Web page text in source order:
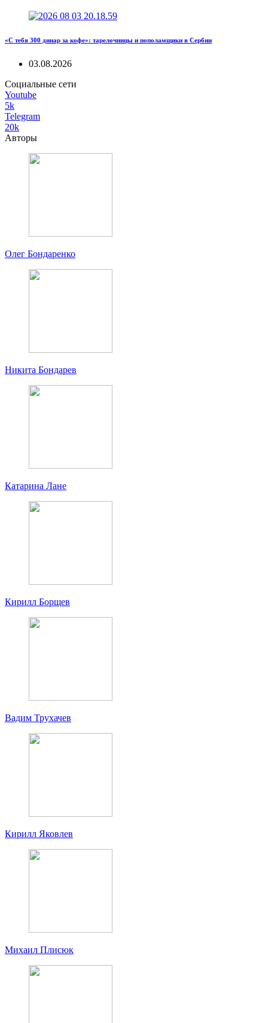
«С тебя 300 динар за кофе»: тарелочницы и пополамщики в Сербии
03.08.2026
Социальные сети
Youtube
5k
Telegram
20k
Авторы
Олег Бондаренко
Никита Бондарев
Катарина Лане
Кирилл Борщев
Вадим Трухачев
Кирилл Яковлев
Михаил Плисюк